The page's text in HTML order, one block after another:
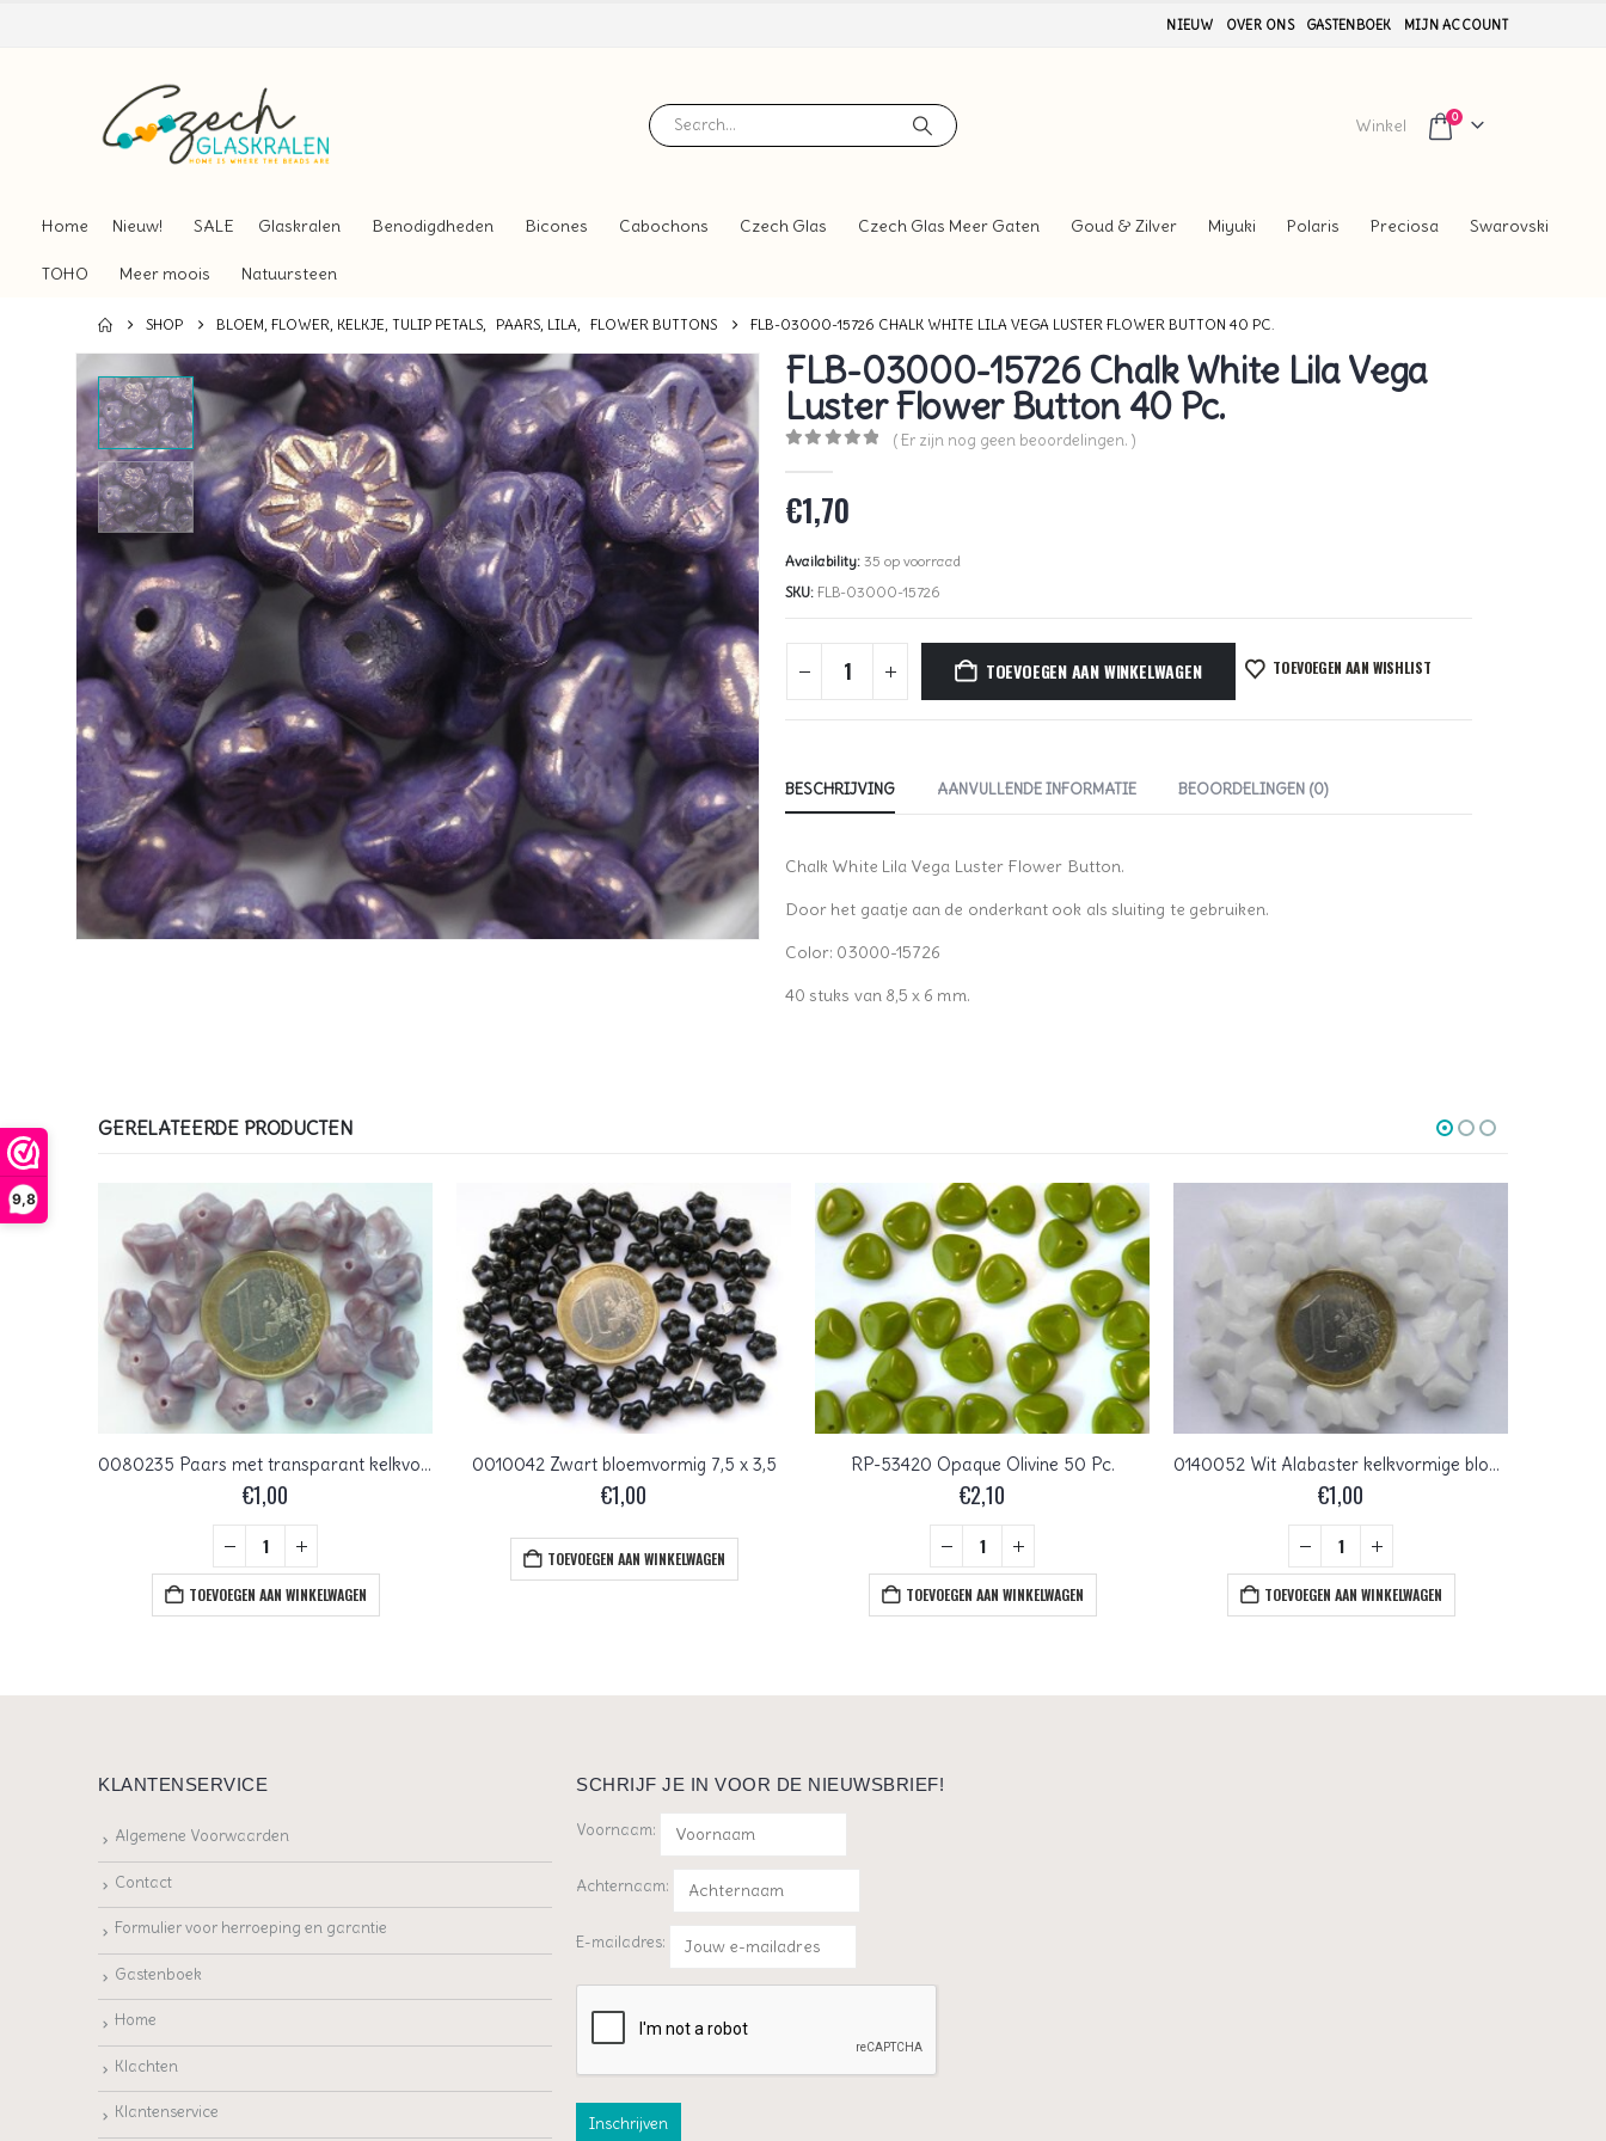
9,8
NIEUW OVER ONS GASTENBOEK MIJN ACCOUNT
Winkel 0
Home Nieuw! SALE Glaskralen Benodigdheden Bicones Cabochons Czech Glas Czech Glas Meer Gaten Goud & Zilver Miyuki Polaris Preciosa Swarovski
TOHO Meer moois Natuursteen
SHOP BLOEM, FLOWER, KELKJE, TULIP PETALS, PAARS, LILA, FLOWER BUTTONS FLB-03000-15726 CHALK WHITE LILA VEGA LUSTER FLOWER BUTTON 40 PC.
FLB-03000-15726 Chalk White Lila Vega
Luster Flower Button 40 Pc.
( Er zijn nog geen beoordelingen. )
€1,70
Availability: 35 op voorraad
SKU: FLB-03000-15726
TOEVOEGEN AAN WINKELWAGEN TOEVOEGEN AAN WISHLIST
BESCHRIJVING AANVULLENDE INFORMATIE BEOORDELINGEN (0)
Chalk White Lila Vega Luster Flower Button.
Door het gaatje aan de onderkant ook als sluiting te gebruiken.
Color: 03000-15726
40 stuks van 8,5 x 6 mm.
GERELATEERDE PRODUCTEN
0080235 Paars met transparant kelkvormige bloemen
€1,00
TOEVOEGEN AAN WINKELWAGEN
0010042 Zwart bloemvormig 7,5 x 3,5
€1,00
TOEVOEGEN AAN WINKELWAGEN
RP-53420 Opaque Olivine 50 Pc.
€2,10
TOEVOEGEN AAN WINKELWAGEN
0140052 Wit Alabaster kelkvormige bloem 30 St.
€1,00
TOEVOEGEN AAN WINKELWAGEN
KLANTENSERVICE
Algemene Voorwaarden
Contact
Formulier voor herroeping en garantie
Gastenboek
Home
Klachten
Klantenservice
SCHRIJF JE IN VOOR DE NIEUWSBRIEF!
Voornaam:
Achternaam:
E-mailadres: